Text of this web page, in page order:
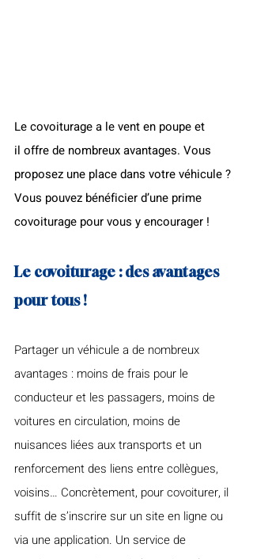
Le covoiturage a le vent en poupe et
il offre de nombreux avantages. Vous
proposez une place dans votre véhicule ?
Vous pouvez bénéficier d’une prime
covoiturage pour vous y encourager !
Le covoiturage : des avantages
pour tous !
Partager un véhicule a de nombreux
avantages : moins de frais pour le
conducteur et les passagers, moins de
voitures en circulation, moins de
nuisances liées aux transports et un
renforcement des liens entre collègues,
voisins… Concrètement, pour covoiturer, il
suffit de s’inscrire sur un site en ligne ou
via une application. Un service de